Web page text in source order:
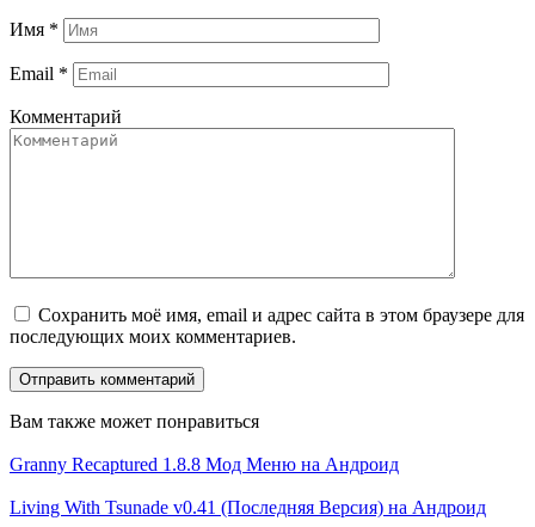
Имя *
Email *
Комментарий
Сохранить моё имя, email и адрес сайта в этом браузере для
последующих моих комментариев.
Вам также может понравиться
Granny Recaptured 1.8.8 Мод Меню на Андроид
Living With Tsunade v0.41 (Последняя Версия) на Андроид